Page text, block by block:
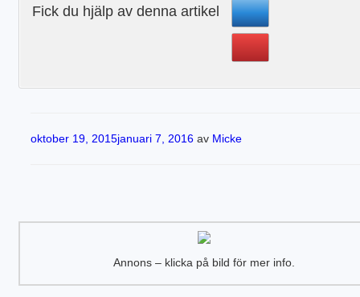
Fick du hjälp av denna artikel
Publicerat
oktober 19, 2015januari 7, 2016 av Micke
Annons – klicka på bild för mer info.